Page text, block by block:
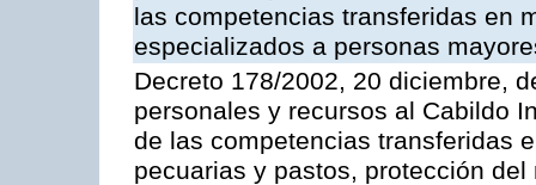
las competencias transferidas en
especializados a personas
Decreto 178/2002, 20 diciembre,
personales y recursos al Cabildo
de las competencias transferidas
pecuarias y pastos, protección